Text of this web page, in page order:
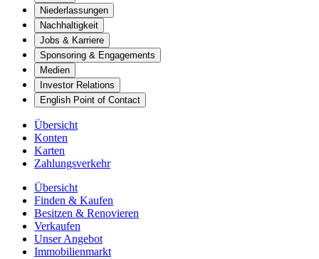
Niederlassungen
Nachhaltigkeit
Jobs & Karriere
Sponsoring & Engagements
Medien
Investor Relations
English Point of Contact
Übersicht
Konten
Karten
Zahlungsverkehr
Übersicht
Finden & Kaufen
Besitzen & Renovieren
Verkaufen
Unser Angebot
Immobilienmarkt